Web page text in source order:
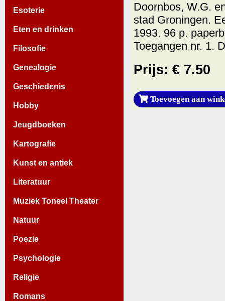
Esoterie
Eten en drinken
Filosofie
Genealogie
Geschiedenis
Hobby
Jeugdboeken
Kartografie
Kunst en antiek
Literatuur
Muziek Toneel Theater
Natuur
Poezie
Psychologie
Religie
Romans
Doornbos, W.G.
stad Groningen.
1993. 96 p.
Toegangen nr. 1.
Prijs: € 7.50
Toevoegen aan